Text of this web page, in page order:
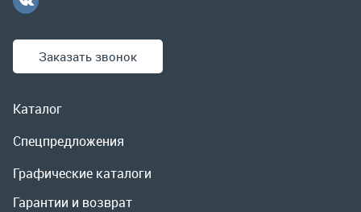
Гарантии и возврат